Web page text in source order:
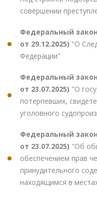
совершении
Федеральный
от 29.12.2025) "О
Федерации"
Федеральный
от 23.07.2025) "О
потерпевших,
уголовного
Федеральный
от 23.07.2025) "Об
обеспечением прав
принудительного
находящимся в